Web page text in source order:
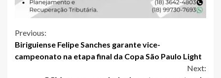
Continue
Reading
Previous:
Biriguiense Felipe Sanches garante vice-
campeonato na etapa final da Copa São Paulo Light
Next: